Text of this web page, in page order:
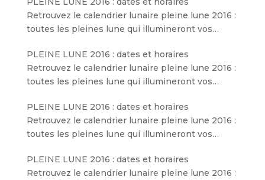
Retrouvez le calendrier lunaire pleine lune 2016 :
toutes les pleines lune qui illumineront vos…
PLEINE LUNE 2016 : dates et horaires
Retrouvez le calendrier lunaire pleine lune 2016 :
toutes les pleines lune qui illumineront vos…
PLEINE LUNE 2016 : dates et horaires
Retrouvez le calendrier lunaire pleine lune 2016 :
toutes les pleines lune qui illumineront vos…
PLEINE LUNE 2016 : dates et horaires
Retrouvez le calendrier lunaire pleine lune 2016 :